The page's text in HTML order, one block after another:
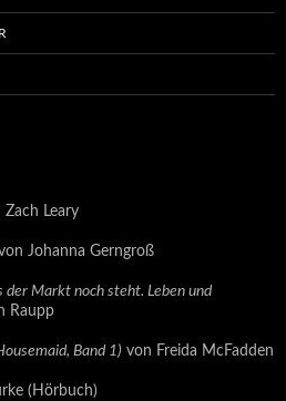
Zach Leary
Johanna Gerngroß
der Markt noch steht. Leben und
Raupp
Band 1) von Freida McFadden
(Hörbuch)